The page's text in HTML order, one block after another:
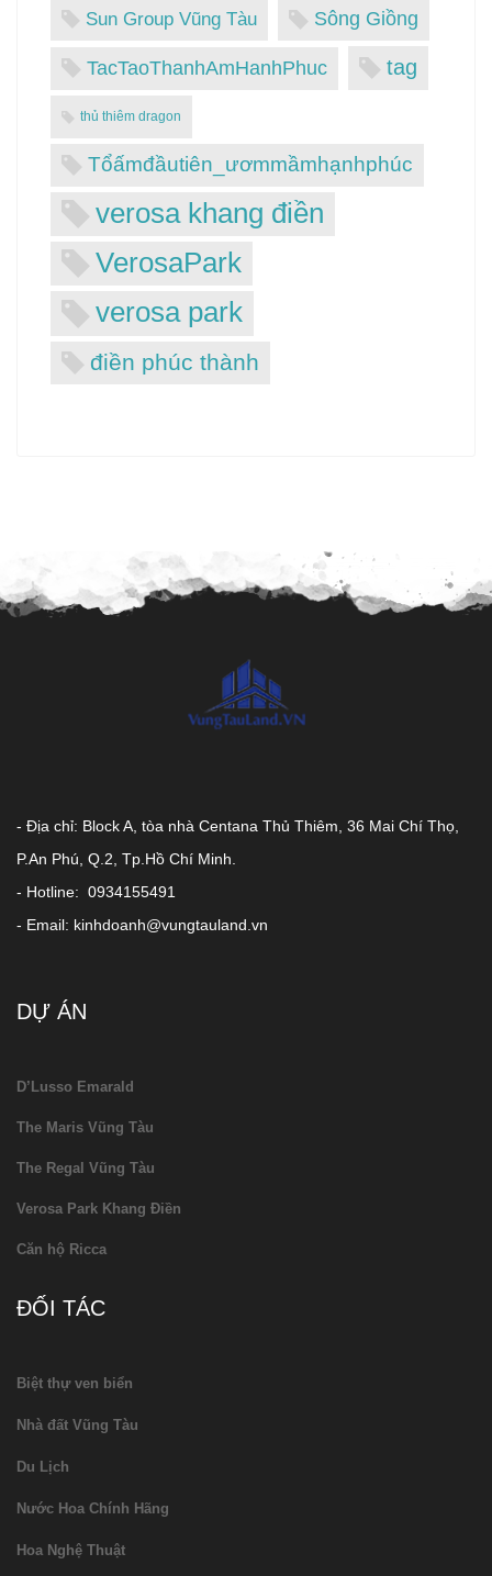
Sun Group Vũng Tàu Sông Giồng
TacTaoThanhAmHanhPhuc tag
thủ thiêm dragon
Tổấmđầutiên_ươmmầmhạnhphúc
verosa khang điền
VerosaPark
verosa park
điền phúc thành
- Địa chỉ: Block A, tòa nhà Centana Thủ Thiêm, 36 Mai Chí Thọ,
P.An Phú, Q.2, Tp.Hồ Chí Minh.
- Hotline: 0934155491
- Email: kinhdoanh@vungtauland.vn
DỰ ÁN
D’Lusso Emarald
The Maris Vũng Tàu
The Regal Vũng Tàu
Verosa Park Khang Điền
Căn hộ Ricca
ĐỐI TÁC
Biệt thự ven biển
Nhà đất Vũng Tàu
Du Lịch
Nước Hoa Chính Hãng
Hoa Nghệ Thuật